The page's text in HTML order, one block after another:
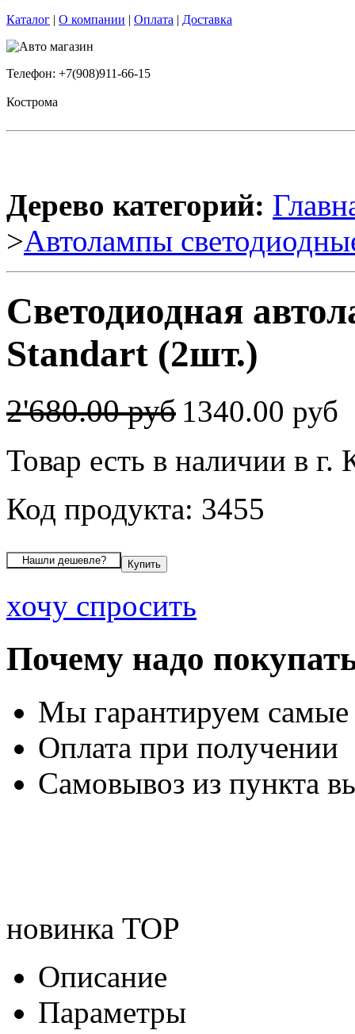
Каталог | О компании | Оплата | Доставка
Телефон: +7(908)911-66-15
Кострома
Дерево категорий:
>Автолампы
Светодиодная
Standart (2шт.)
2'680.00 руб 1340.00 руб
Товар есть в наличии в г.
Код продукта: 3455
хочу спросить
Почему надо
Мы гарантируем
Оплата при получении
Самовывоз из пункта
новинка TOP
Описание
Параметры